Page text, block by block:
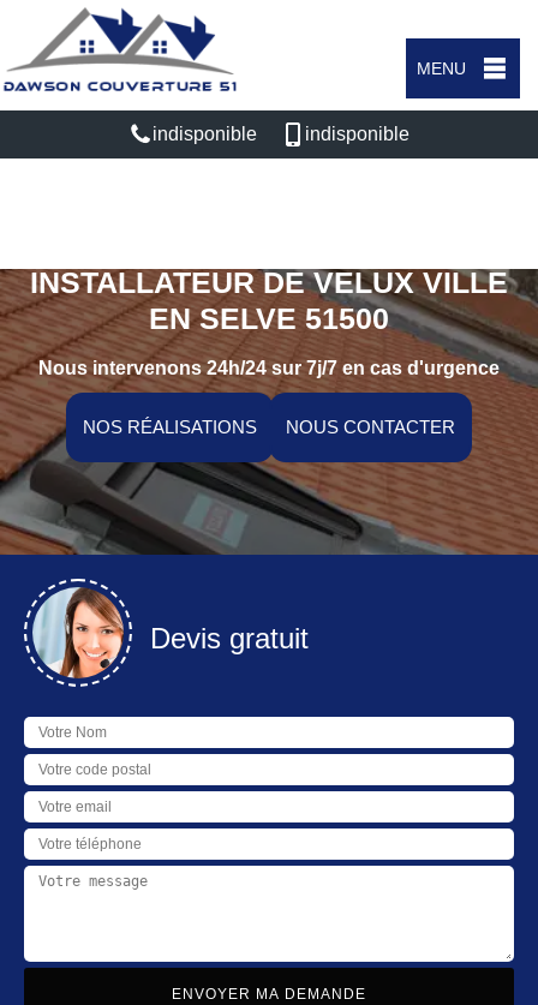
MENU
indisponible indisponible
INSTALLATEUR DE VELUX VILLE
EN SELVE 51500
Nous intervenons 24h/24 sur 7j/7 en cas d'urgence
NOS RÉALISATIONS NOUS CONTACTER
Devis gratuit